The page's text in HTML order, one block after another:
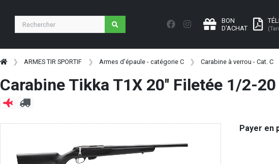
BON
D'ACHAT
ARMES TIR SPORTIF Armes d'épaule - catégorie C Carabine à verrou - Cat. C
Carabine Tikka T1X 20'' Filetée 1/2-20
Payer en